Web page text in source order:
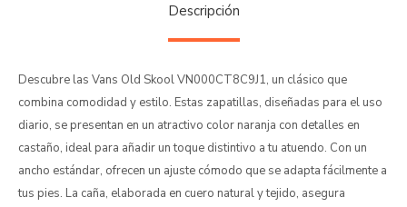
Descripción
Descubre las Vans Old Skool VN000CT8C9J1, un clásico que
combina comodidad y estilo. Estas zapatillas, diseñadas para el uso
diario, se presentan en un atractivo color naranja con detalles en
castaño, ideal para añadir un toque distintivo a tu atuendo. Con un
ancho estándar, ofrecen un ajuste cómodo que se adapta fácilmente a
tus pies. La caña, elaborada en cuero natural y tejido, asegura